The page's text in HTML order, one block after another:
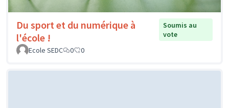
Du sport et du numérique à
l'école !
Soumis au
vote
Ecole SEDC
0 0